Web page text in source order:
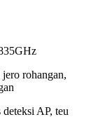
rohangan,
AP, teu